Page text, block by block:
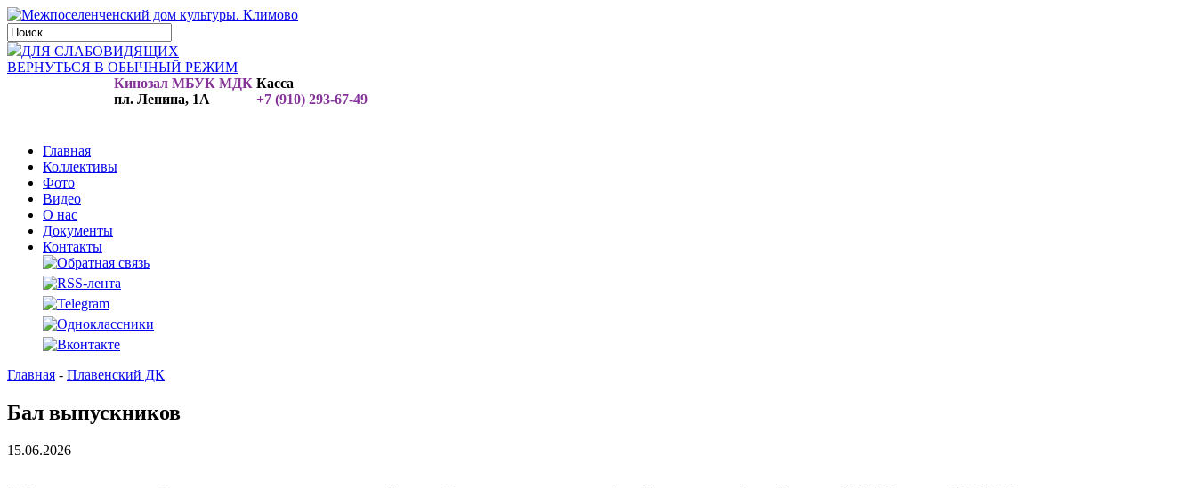
ДЛЯ СЛАБОВИДЯЩИХ
ВЕРНУТЬСЯ В ОБЫЧНЫЙ РЕЖИМ
Кинозал МБУК МДК
пл. Ленина, 1А
Касса
+7 (910) 293-67-49
Главная
Коллективы
Фото
Видео
О нас
Документы
Контакты
Главная - Плавенский ДК
Бал выпускников
15.06.2026